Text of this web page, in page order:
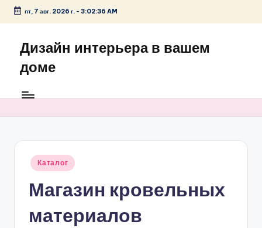
Перейти
содержимому
пт, 7 авг. 2026 г.- 3:02:36 AM
Дизайн интерьера в вашем
доме
Опубликовано
Каталог
Магазин кровельных
материалов